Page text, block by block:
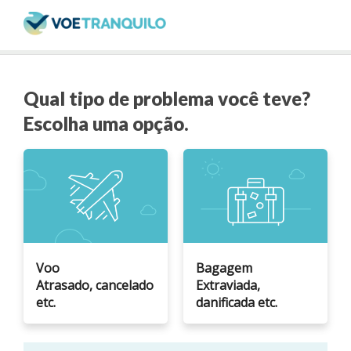
Qual tipo de problema você teve?
Escolha uma opção.
Voo
Atrasado, cancelado
etc.
Bagagem
Extraviada,
danificada etc.